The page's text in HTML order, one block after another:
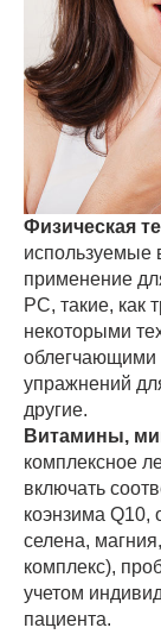
Физическая
используемые
применение
РС, такие, как
некоторыми
облегчающими
упражнений
другие.
Витамины,
комплексное
включать
коэнзима Q10,
селена,
комплекс),
учетом
пациента.